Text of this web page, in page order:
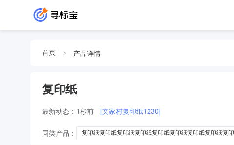
首页 产品详情
复印纸
最新动态： 1秒前 [文家村复印纸1230]
同类产品： 复印纸复印纸复印纸复印纸复印纸复印纸复印纸复印纸复